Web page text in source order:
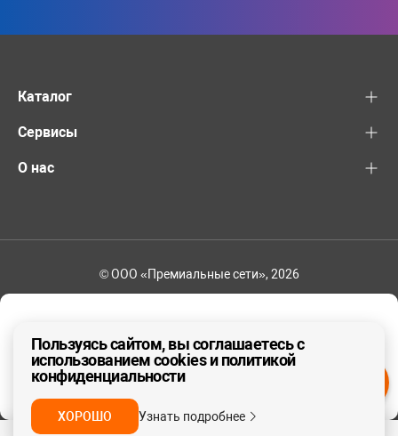
ДА, ВЕРНО
Каталог
Сервисы
О нас
© ООО «Премиальные сети», 2026
Пользуясь сайтом, вы соглашаетесь с
использованием cookies и политикой
конфиденциальности
ХОРОШО Узнать подробнее